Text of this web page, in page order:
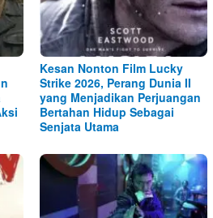
Kesan Nonton Film Lucky
Strike 2026, Perang Dunia II
yang Menjadikan Perjuangan
Bertahan Hidup Sebagai
Senjata Utama